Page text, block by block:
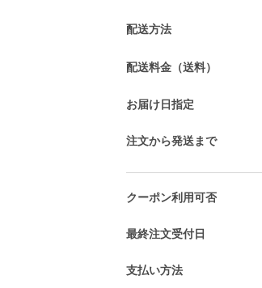
配送方法
配送料金（送料）
お届け日指定
注文から発送まで
クーポン利用可否
最終注文受付日
支払い方法